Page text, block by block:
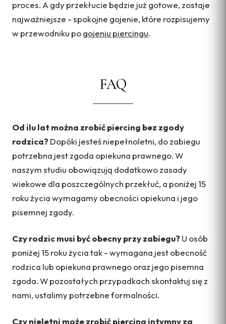
proces. A gdy przekłucie będzie już gotowe, zostaje
najważniejsze - spokojne gojenie, które rozpisujemy
w przewodniku pogojeniu piercingu.
FAQ
Od ilu lat można zrobić piercing bez zgody
rodzica? Dopóki jesteś niepełnoletni, do zabiegu
potrzebna jest zgoda opiekuna prawnego. W
naszym studiu obowiązują dodatkowo zasady
wiekowe dla poszczególnych przekłuć, a poniżej 15
roku życia wymagamy obecności opiekuna i jego
pisemnej zgody.
Czy rodzic musi być obecny przy zabiegu? U osób
poniżej 15 roku życia tak - wymagana jest obecność
rodzica lub opiekuna prawnego oraz jego pisemna
zgoda. W pozostałych przypadkach skontaktuj się z
nami, ustalimy potrzebne formalności.
Czy nieletni może zrobić piercing intymny za